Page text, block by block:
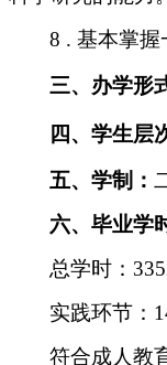
8 . 基本掌握
三、办学形
四、学生层
五、学制：
六、毕业学
总学时：
实践环节：
符合成人教